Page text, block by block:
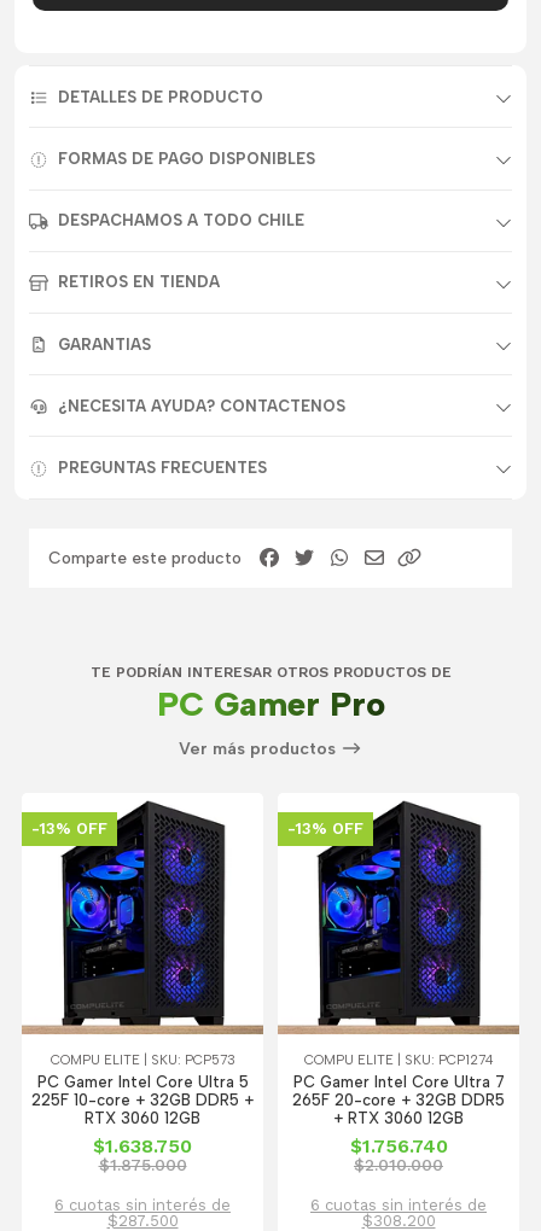
DETALLES DE PRODUCTO
FORMAS DE PAGO DISPONIBLES
DESPACHAMOS A TODO CHILE
RETIROS EN TIENDA
GARANTIAS
¿NECESITA AYUDA? CONTACTENOS
PREGUNTAS FRECUENTES
Comparte este producto
TE PODRÍAN INTERESAR OTROS PRODUCTOS DE
PC Gamer Pro
Ver más productos
-13% OFF
COMPU ELITE | SKU: PCP573
PC Gamer Intel Core Ultra 5
225F 10-core + 32GB DDR5 +
RTX 3060 12GB
$1.638.750
$1.875.000
6 cuotas sin interés de
$287.500
-13% OFF
COMPU ELITE | SKU: PCP1274
PC Gamer Intel Core Ultra 7
265F 20-core + 32GB DDR5
+ RTX 3060 12GB
$1.756.740
$2.010.000
6 cuotas sin interés de
$308.200